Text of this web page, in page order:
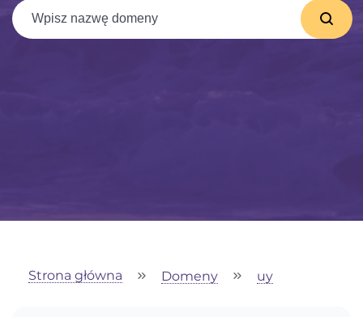
Strona główna Domeny uy